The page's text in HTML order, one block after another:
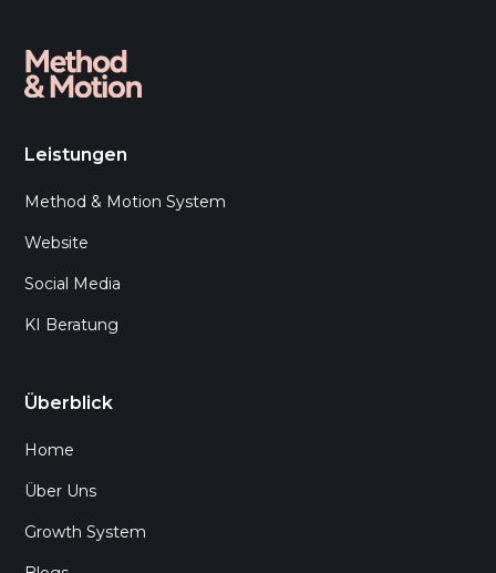
Leistungen
Method & Motion System
Website
Social Media
KI Beratung
Überblick
Home
Über Uns
Growth System